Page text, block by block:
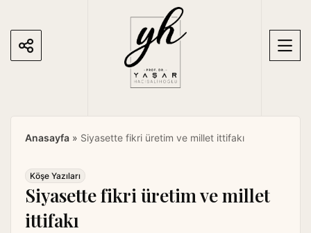
Anasayfa » Siyasette fikri üretim ve millet ittifakı
Köşe Yazıları
Siyasette fikri üretim ve millet
ittifakı